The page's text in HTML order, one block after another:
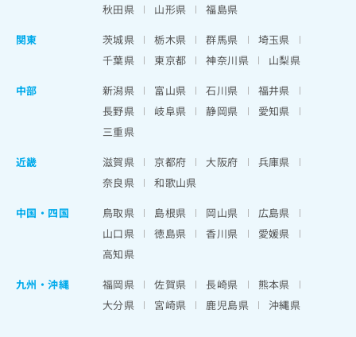
秋田県
山形県
福島県
関東
茨城県 栃木県 群馬県
埼玉県
千葉県
東京都 神奈川県
山梨県
中部
新潟県 富山県 石川県
福井県
長野県
岐阜県 静岡県
愛知県
三重県
近畿
滋賀県 京都府 大阪府
兵庫県
奈良県
和歌山県
中国・四国
鳥取県 島根県 岡山県
広島県
山口県
徳島県 香川県
愛媛県
高知県
九州・沖縄
福岡県 佐賀県 長崎県
熊本県
大分県
宮崎県 鹿児島県 沖縄県